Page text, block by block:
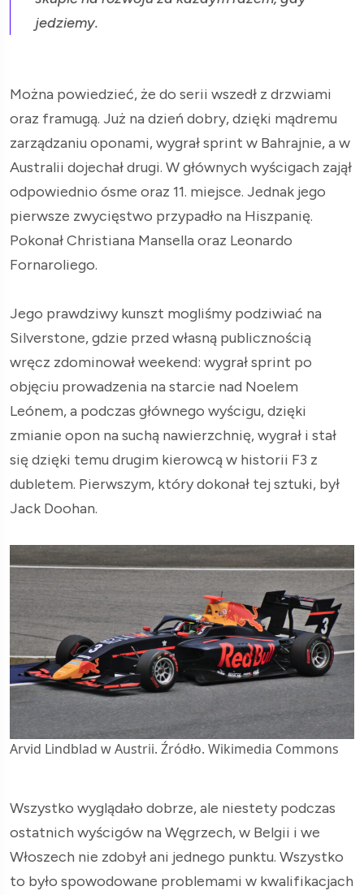
jedziemy.
Można powiedzieć, że do serii wszedł z drzwiami
oraz framugą. Już na dzień dobry, dzięki mądremu
zarządzaniu oponami, wygrał sprint w Bahrajnie, a w
Australii dojechał drugi. W głównych wyścigach zajął
odpowiednio ósme oraz 11. miejsce. Jednak jego
pierwsze zwycięstwo przypadło na Hiszpanię.
Pokonał Christiana Mansella oraz Leonardo
Fornaroliego.
Jego prawdziwy kunszt mogliśmy podziwiać na
Silverstone, gdzie przed własną publicznością
wręcz zdominował weekend: wygrał sprint po
objęciu prowadzenia na starcie nad Noelem
Leónem, a podczas głównego wyścigu, dzięki
zmianie opon na suchą nawierzchnię, wygrał i stał
się dzięki temu drugim kierowcą w historii F3 z
dubletem. Pierwszym, który dokonał tej sztuki, był
Jack Doohan.
Arvid Lindblad w Austrii. Źródło. Wikimedia Commons
Wszystko wyglądało dobrze, ale niestety podczas
ostatnich wyścigów na Węgrzech, w Belgii i we
Włoszech nie zdobył ani jednego punktu. Wszystko
to było spowodowane problemami w kwalifikacjach